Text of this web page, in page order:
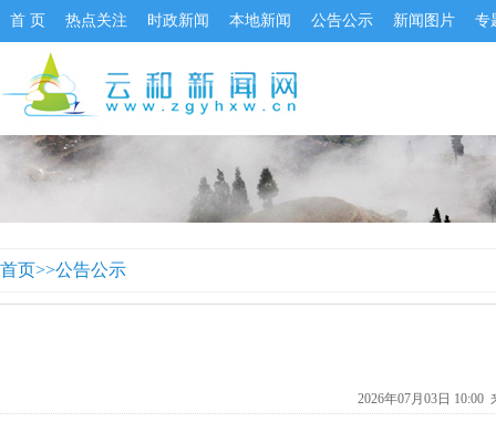
首 页 热点关注 时政新闻 本地新闻 公告公示 新闻图片 专
首页>>公告公示
2026年07月03日 10:00